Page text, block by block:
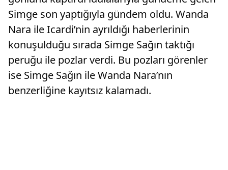
Simge son yaptığıyla gündem oldu. Wanda
Nara ile Icardi’nin ayrıldığı haberlerinin
konuşulduğu sırada Simge Sağın taktığı
peruğu ile pozlar verdi. Bu pozları görenler
ise Simge Sağın ile Wanda Nara’nın
benzerliğine kayıtsız kalamadı.